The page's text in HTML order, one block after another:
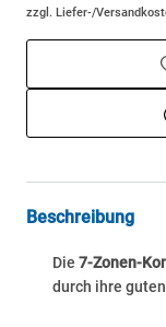
zzgl. Liefer-/
Beschreibung
Die 7-Zonen-
durch ihre